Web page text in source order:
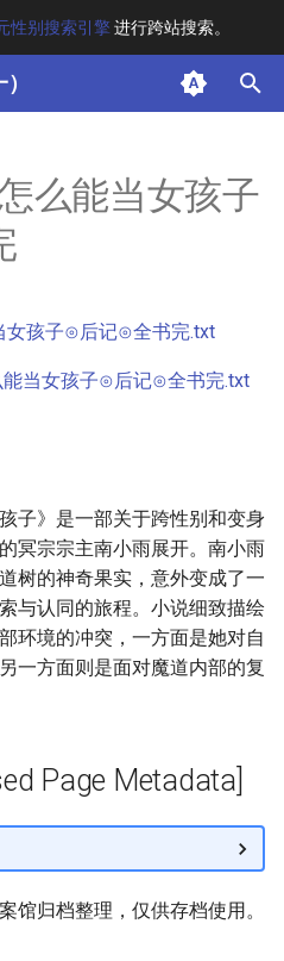
性别搜索引擎进行跨站搜索。
么能当女孩子
女孩子⊙后记⊙全书完.txt
当女孩子⊙后记⊙全书完.txt
子》是一部关于跨性别和变身
冥宗宗主南小雨展开。南小雨
树的神奇果实，意外变成了一
与认同的旅程。小说细致描绘
环境的冲突，一方面是她对自
一方面则是面对魔道内部的复
Page Metadata]
馆归档整理，仅供存档使用。